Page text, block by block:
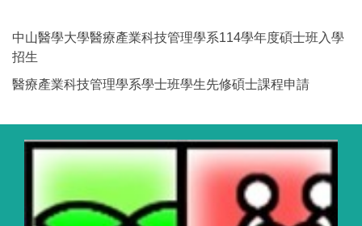
中山醫學大學醫療產業科技管理學系114學年度碩士班入學
招生
醫療產業科技管理學系學士班學生先修碩士課程申請